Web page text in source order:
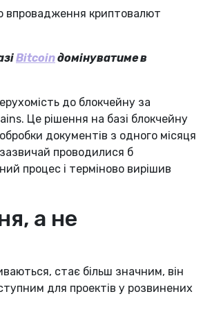
впровадження криптовалют
Bitcoinдомінуватиме в
до блокчейну за
Це рішення на базі блокчейну
документів з одного місяця
проводилися б
процес і терміново вирішив
а не
стає більш значним, він
для проектів у розвинених